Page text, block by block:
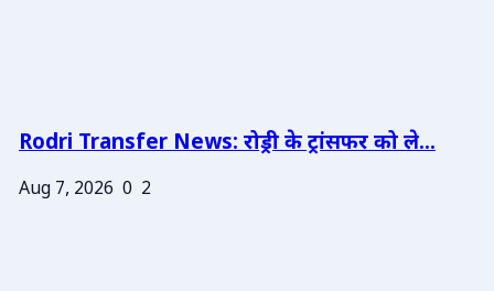
Rodri Transfer News: रोड्री के ट्रांसफर को ले...
Aug 7, 2026 0 2